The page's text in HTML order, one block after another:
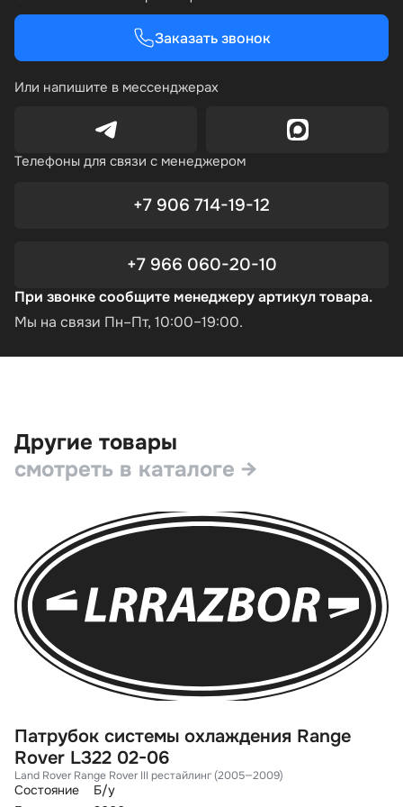
Заказать звонок
Или напишите в мессенджерах
Телефоны для связи с менеджером
+7 906 714-19-12
+7 966 060-20-10
При звонке сообщите менеджеру артикул товара.
Мы на связи Пн–Пт, 10:00–19:00.
Другие товары
смотреть в каталоге →
Патрубок системы охлаждения Range
Rover L322 02-06
Land Rover Range Rover III рестайлинг (2005—2009)
Состояние
Б/у